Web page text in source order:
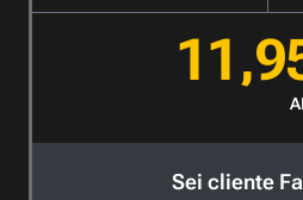
Sei cliente